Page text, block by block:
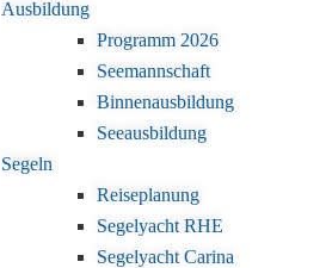
Ausbildung
Programm 2026
Seemannschaft
Binnenausbildung
Seeausbildung
Segeln
Reiseplanung
Segelyacht RHE
Segelyacht Carina